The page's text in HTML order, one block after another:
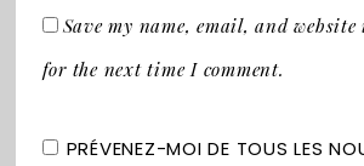
Save my name, email, and
for the next time I comment.
PRÉVENEZ-MOI DE TOUS LES